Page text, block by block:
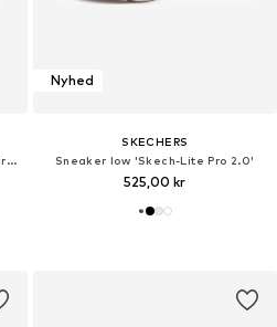
Sneaker low 'Summits- Diamond Dream'
Nyhed
SKECHERS
Sneaker low 'Skech-Lite Pro 2.0'
525,00 kr